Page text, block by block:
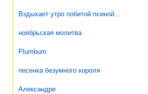
Вздыхает утро побитой псиной...
ноябрьская молитва
Plumbum
песенка безумного короля
Александре